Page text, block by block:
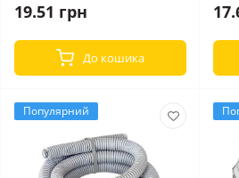
19.51 грн
До кошика
Популярний